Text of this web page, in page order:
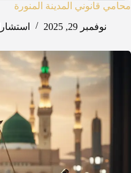
محامي قانوني المدينة المنورة
نوفمبر 29, 2025